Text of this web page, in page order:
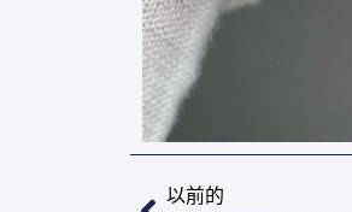
上一頁
以前的